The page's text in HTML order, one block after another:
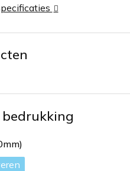
bedrukking